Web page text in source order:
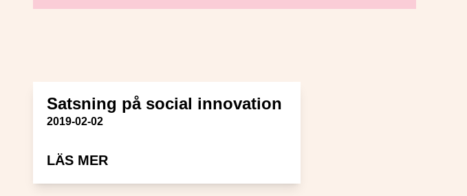
Satsning på social innovation
Publiceringsdatum
2019-02-02
LÄS MEROM SATSNING PÅ SOCIAL INNOVATION